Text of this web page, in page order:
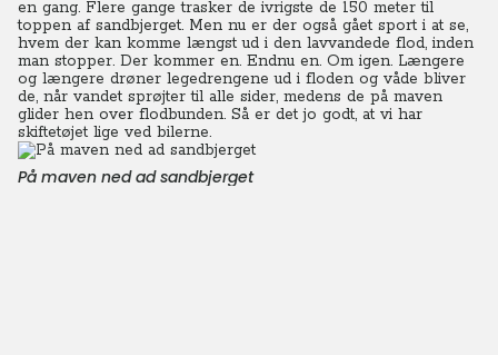
en gang. Flere gange trasker de ivrigste de 150 meter til
toppen af sandbjerget. Men nu er der også gået sport i at se,
hvem der kan komme længst ud i den lavvandede flod, inden
man stopper. Der kommer en. Endnu en. Om igen. Længere
og længere drøner legedrengene ud i floden og våde bliver
de, når vandet sprøjter til alle sider, medens de på maven
glider hen over flodbunden. Så er det jo godt, at vi har
skiftetøjet lige ved bilerne.
På maven ned ad sandbjerget